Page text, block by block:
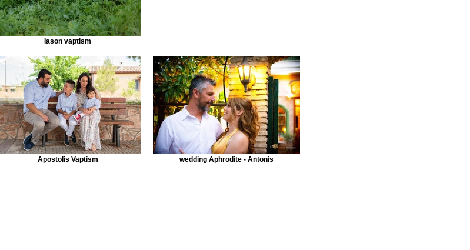
Iason vaptism
Apostolis Vaptism wedding Aphrodite - Antonis